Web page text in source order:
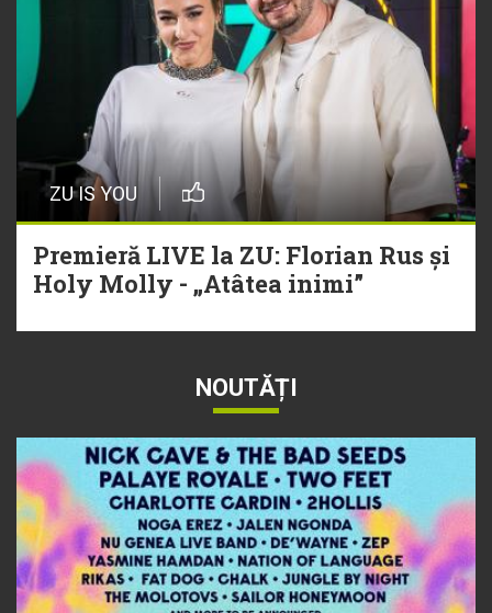
ZU IS YOU
Premieră LIVE la ZU: Florian Rus și
Holy Molly - „Atâtea inimi”
NOUTĂȚI